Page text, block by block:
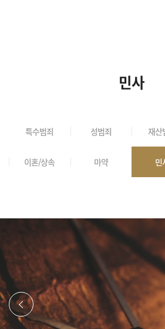
민사
특수범죄 성범죄 재산
이혼/상속 마약 민
이전